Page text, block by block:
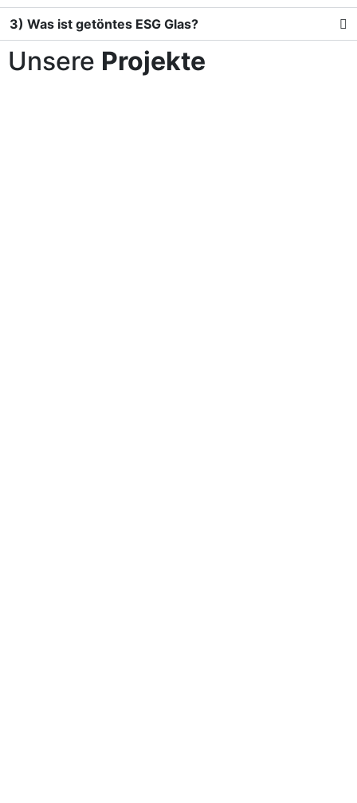
3) Was ist getöntes ESG Glas?
Unsere Projekte